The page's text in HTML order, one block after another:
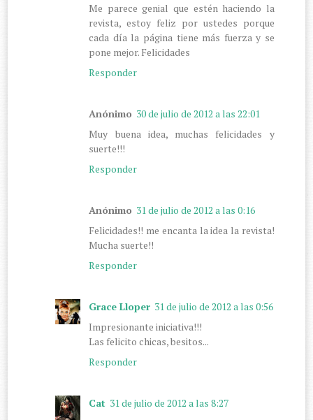
Me parece genial que estén haciendo la
revista, estoy feliz por ustedes porque
cada día la página tiene más fuerza y se
pone mejor. Felicidades
Responder
Anónimo 30 de julio de 2012 a las 22:01
Muy buena idea, muchas felicidades y
suerte!!!
Responder
Anónimo 31 de julio de 2012 a las 0:16
Felicidades!! me encanta la idea la revista!
Mucha suerte!!
Responder
Grace Lloper 31 de julio de 2012 a las 0:56
Impresionante iniciativa!!!
Las felicito chicas, besitos...
Responder
Cat 31 de julio de 2012 a las 8:27